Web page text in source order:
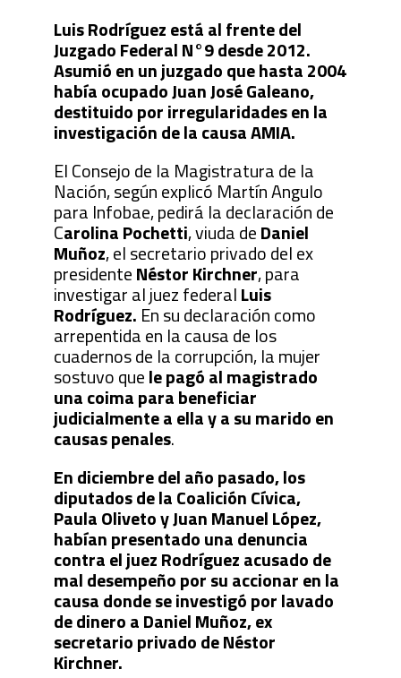
Luis Rodríguez está al frente del
Juzgado Federal N°9 desde 2012.
Asumió en un juzgado que hasta 2004
había ocupado Juan José Galeano,
destituido por irregularidades en la
investigación de la causa AMIA.
El Consejo de la Magistratura de la
Nación, según explicó Martín Angulo
para Infobae, pedirá la declaración de
Carolina Pochetti, viuda deDaniel
Muñoz, el secretario privado del ex
presidenteNéstor Kirchner, para
investigar al juez federalLuis
Rodríguez. En su declaración como
arrepentida en la causa de los
cuadernos de la corrupción, la mujer
sostuvo quele pagó al magistrado
una coima para beneficiar
judicialmente a ella y a su marido en
causas penales.
En diciembre del año pasado, los
diputados de la Coalición Cívica,
Paula Oliveto y Juan Manuel López,
habían presentado una denuncia
contra el juez Rodríguez acusado de
mal desempeño por su accionar en la
causa donde se investigó por lavado
de dinero a Daniel Muñoz, ex
secretario privado de Néstor
Kirchner.